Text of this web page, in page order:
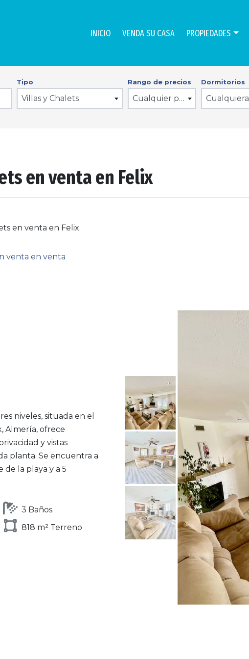
INICIO VENDA SU CASA PROPIEDADES
Tipo
Villas y Chalets
Rango de precios
Cualquier precio
Dormitorios
Cualquiera
en venta en Felix
en venta en Felix.
venta en venta
niveles, situada en el
Almería, ofrece
y vistas
planta. Se encuentra a
de la playa y a 5
3 Baños
818 m² Terreno